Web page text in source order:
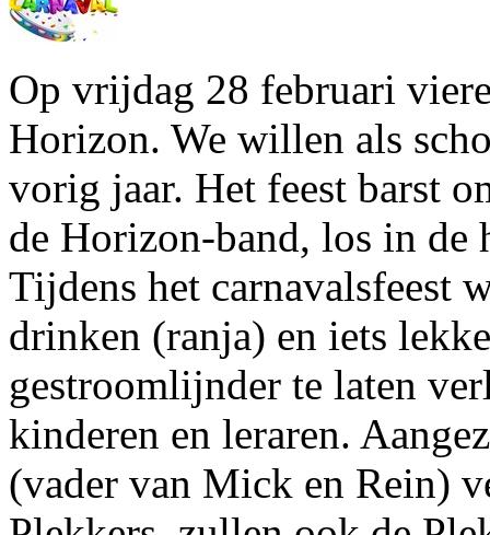
Op vrijdag 28 februari
Horizon. We willen als
vorig jaar. Het feest barst
de Horizon-band, los in de
Tijdens het carnavalsfeest
drinken (ranja) en iets
gestroomlijnder te laten
kinderen en leraren.
(vader van Mick en Rein)